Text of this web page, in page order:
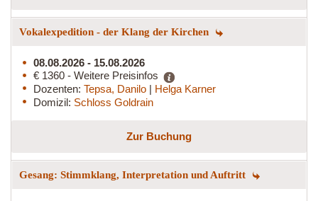
Vokalexpedition - der Klang der Kirchen
08.08.2026 - 15.08.2026
€ 1360 - Weitere Preisinfos
Dozenten: Tepsa, Danilo | Helga Karner
Domizil: Schloss Goldrain
Zur Buchung
Gesang: Stimmklang, Interpretation und Auftritt